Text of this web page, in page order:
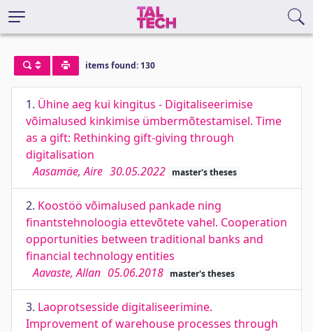
items found: 130
1. Ühine aeg kui kingitus - Digitaliseerimise
võimalused kinkimise ümbermõtestamisel. Time
as a gift: Rethinking gift-giving through
digitalisation
Aasamäe, Aire 30.05.2022 master's theses
2. Koostöö võimalused pankade ning
finantstehnoloogia ettevõtete vahel. Cooperation
opportunities between traditional banks and
financial technology entities
Aavaste, Allan 05.06.2018 master's theses
3. Laoprotsesside digitaliseerimine.
Improvement of warehouse processes through